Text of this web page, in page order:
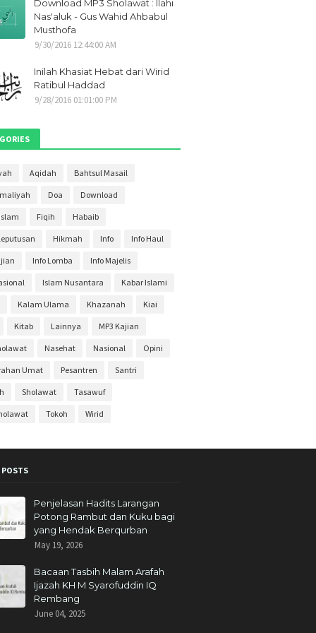
2020
2020
2020 3
2020
2020
2019
2019
2019
2019
2018 10
2018
2018
Download MP3 Sholawat : Ilahi
Nas'aluk - Gus Wahid Ahbabul
Musthofa
9/30/2016 12:44:00 AM
Inilah Khasiat Hebat dari Wirid
Ratibul Haddad
9/28/2016 01:01:00 PM
Aqidah Bahtsul Masail
Doa Download
Fiqih Habaib
Hikmah Info Info Haul
Info Lomba Info Majelis
Islam Nusantara Kabar Islami
Kalam Ulama Khazanah Kiai
Kitab Lainnya MP3 Kajian
Nasehat Nasional Opini
Umat Pesantren Santri
Sholawat Tasawuf
Tokoh Wirid
POSTS
Penjelasan Hadits Larangan
Potong Rambut dan Kuku bagi
yang Hendak Berqurban
May 19, 2026
Bacaan Tasbih Malam Arafah
Ijazah KH M Syarofuddin IQ
Rembang
June 04, 2025